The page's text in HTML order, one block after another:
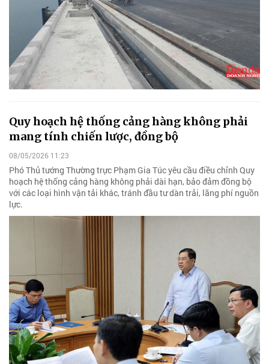
Quy hoạch hệ thống cảng hàng không phải
mang tính chiến lược, đồng bộ
08/05/2026 11:23
Phó Thủ tướng Thường trực Phạm Gia Túc yêu cầu điều chỉnh Quy
hoạch hệ thống cảng hàng không phải dài hạn, bảo đảm đồng bộ
với các loại hình vận tải khác, tránh đầu tư dàn trải, lãng phí nguồn
lực.